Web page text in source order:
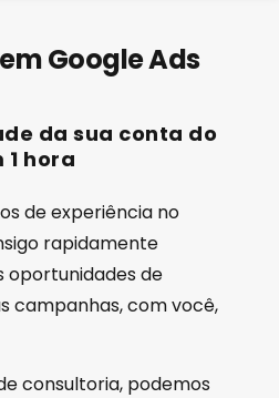
Google Ads
da sua conta do
1 hora
de experiência no
rapidamente
oportunidades de
campanhas, com você,
consultoria, podemos